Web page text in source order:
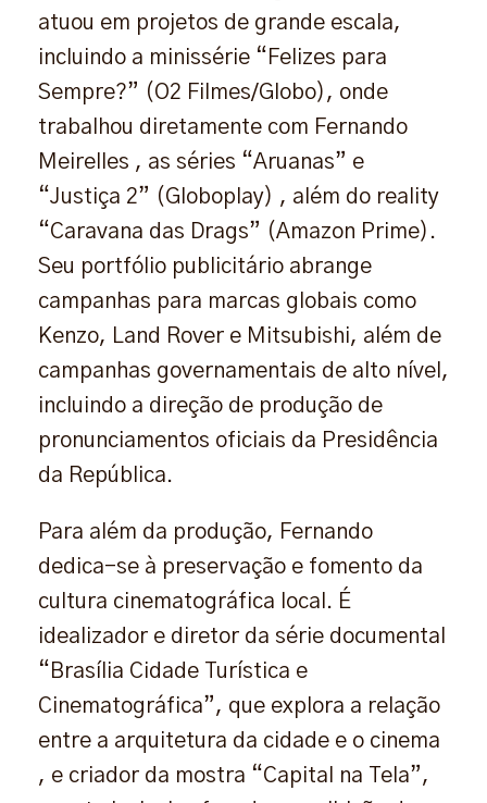
atuou em projetos de grande escala,
incluindo a minissérie “Felizes para
Sempre?” (O2 Filmes/Globo), onde
trabalhou diretamente com Fernando
Meirelles , as séries “Aruanas” e
“Justiça 2” (Globoplay) , além do reality
“Caravana das Drags” (Amazon Prime).
Seu portfólio publicitário abrange
campanhas para marcas globais como
Kenzo, Land Rover e Mitsubishi, além de
campanhas governamentais de alto nível,
incluindo a direção de produção de
pronunciamentos oficiais da Presidência
da República.
Para além da produção, Fernando
dedica-se à preservação e fomento da
cultura cinematográfica local. É
idealizador e diretor da série documental
“Brasília Cidade Turística e
Cinematográfica”, que explora a relação
entre a arquitetura da cidade e o cinema
, e criador da mostra “Capital na Tela”,